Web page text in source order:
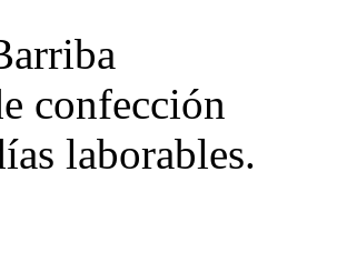
confección
laborables.